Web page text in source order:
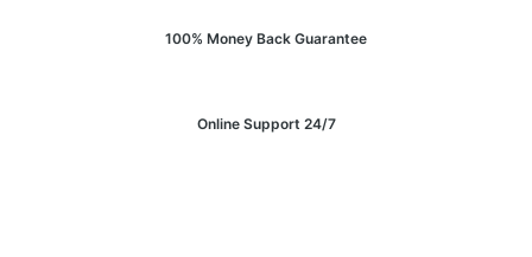
100% Money Back Guarantee
Online Support 24/7